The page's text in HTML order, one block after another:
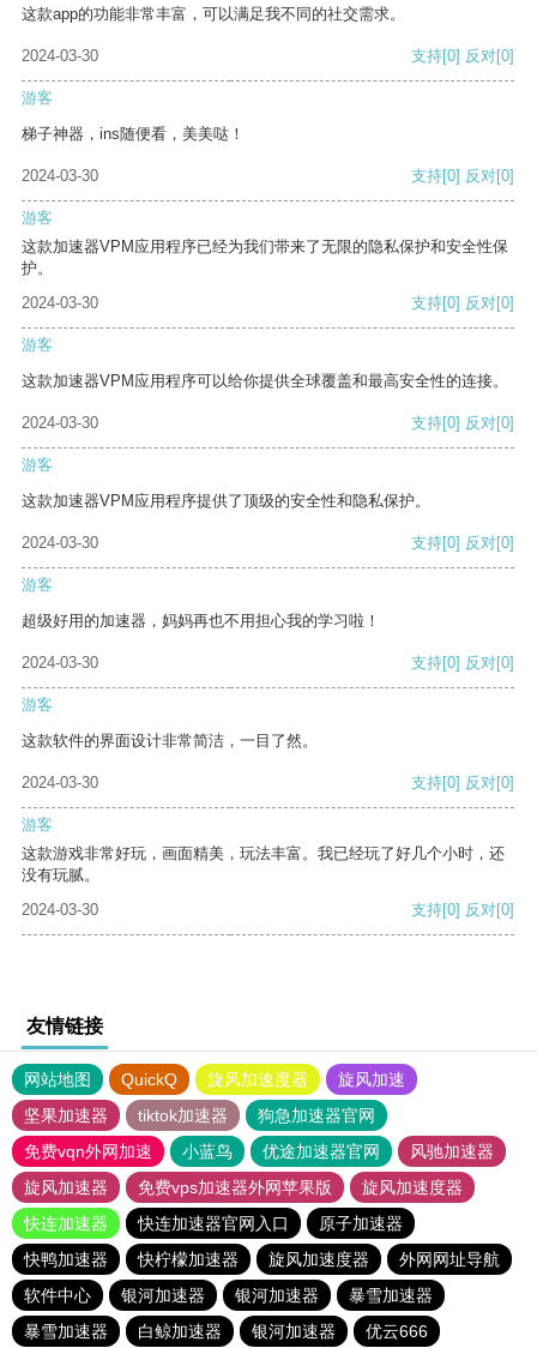
这款app的功能非常丰富，可以满足我不同的社交需求。
2024-03-30 支持[0] 反对[0]
游客
梯子神器，ins随便看，美美哒！
2024-03-30 支持[0] 反对[0]
游客
这款加速器VPM应用程序已经为我们带来了无限的隐私保护和安全性保
护。
2024-03-30
支持[0] 反对[0]
游客
这款加速器VPM应用程序可以给你提供全球覆盖和最高安全性的连接。
2024-03-30 支持[0] 反对[0]
游客
这款加速器VPM应用程序提供了顶级的安全性和隐私保护。
2024-03-30 支持[0] 反对[0]
游客
超级好用的加速器，妈妈再也不用担心我的学习啦！
2024-03-30 支持[0] 反对[0]
游客
这款软件的界面设计非常简洁，一目了然。
2024-03-30 支持[0] 反对[0]
游客
这款游戏非常好玩，画面精美，玩法丰富。我已经玩了好几个小时，还
没有玩腻。
2024-03-30
支持[0] 反对[0]
友情链接
网站地图 QuickQ 旋风加速度器
旋风加速
坚果加速器
tiktok加速器
狗急加速器官网
免费vqn外网加速
小蓝鸟 优途加速器官网
风驰加速器
旋风加速器
免费vps加速器外网苹果版
旋风加速度器
快连加速器
快连加速器官网入口
原子加速器
快鸭加速器
快柠檬加速器 旋风加速度器
外网网址导航
软件中心
银河加速器 银河加速器
暴雪加速器
暴雪加速器
白鲸加速器 银河加速器 优云666